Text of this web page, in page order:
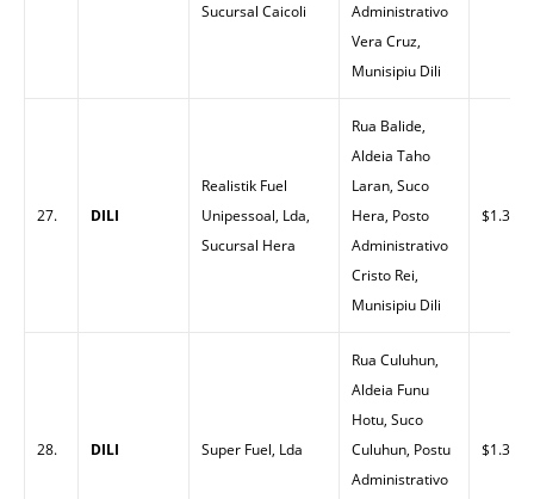
Sucursal Caicoli
Administrativo
Vera Cruz,
Munisipiu Dili
27. DILI
Realistik Fuel
Unipessoal, Lda,
Sucursal Hera
Rua Balide,
Aldeia Taho
Laran, Suco
Hera, Posto
Administrativo
Cristo Rei,
Munisipiu Dili
$1.30
28. DILI Super Fuel, Lda
Rua Culuhun,
Aldeia Funu
Hotu, Suco
Culuhun, Postu
Administrativo
$1.33